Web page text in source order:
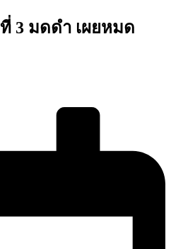
3 มดดำ เผยหมด